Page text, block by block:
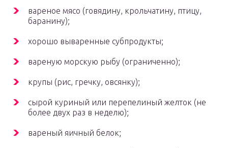
вареное мясо (говядину, крольчатину, птицу,
баранину);
хорошо вываренные субпродукты;
вареную морскую рыбу (ограниченно);
крупы (рис, гречку, овсянку);
сырой куриный или перепелиный желток (не
более двух раз в неделю);
вареный яичный белок;